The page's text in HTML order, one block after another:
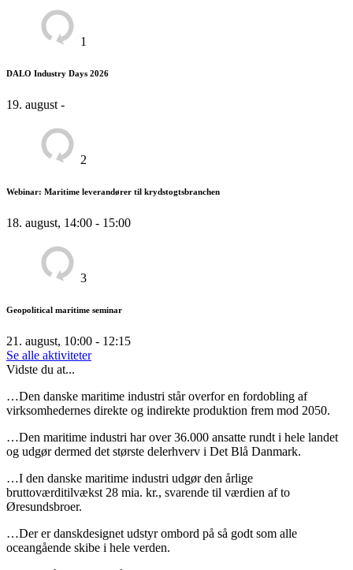
1
DALO Industry Days 2026
19. august -
2
Webinar: Maritime leverandører til krydstogtsbranchen
18. august, 14:00 - 15:00
3
Geopolitical maritime seminar
21. august, 10:00 - 12:15
Se alle aktiviteter
Vidste du at...
…Den danske maritime industri står overfor en fordobling af
virksomhedernes direkte og indirekte produktion frem mod 2050.
…Den maritime industri har over 36.000 ansatte rundt i hele landet
og udgør dermed det største delerhverv i Det Blå Danmark.
…I den danske maritime industri udgør den årlige
bruttoværditilvækst 28 mia. kr., svarende til værdien af to
Øresundsbroer.
…Der er danskdesignet udstyr ombord på så godt som alle
oceangående skibe i hele verden.